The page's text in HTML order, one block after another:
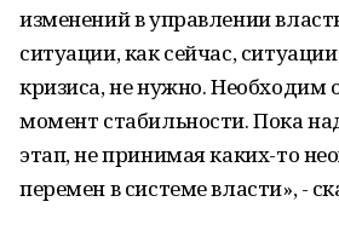
изменений в управлении
ситуации, как сейчас,
кризиса, не нужно. Необходим
момент стабильности. Пока
этап, не принимая каких-то
перемен в системе власти», -